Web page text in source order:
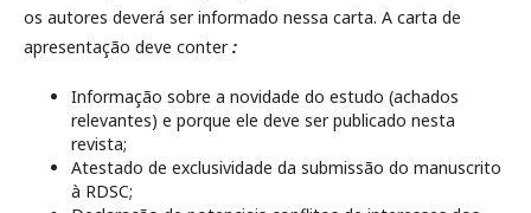
os autores deverá ser informado nessa carta. A carta de
apresentação deve conter:
Informação sobre a novidade do estudo (achados
relevantes) e porque ele deve ser publicado nesta
revista;
Atestado de exclusividade da submissão do manuscrito
à RDSC;